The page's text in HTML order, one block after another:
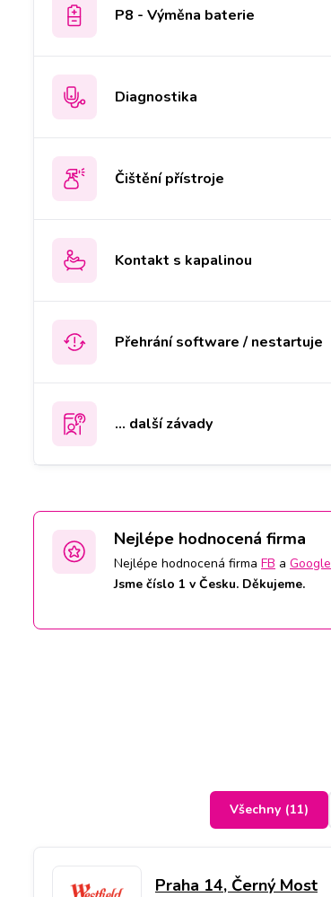
P8 - Výměna baterie
Diagnostika
Čištění přístroje
Kontakt s kapalinou
Přehrání software / nestartuje
... další závady
Nejlépe hodnocená firma
Nejlépe hodnocená firma FB a Google
Jsme číslo 1 v Česku. Děkujeme.
Všechny (11)
Praha 14, Černý Most